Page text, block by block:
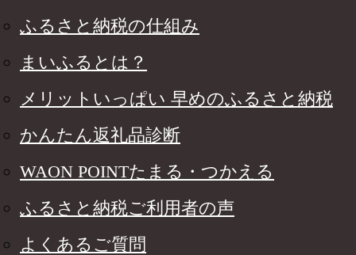
ふるさと納税の仕組み
まいふるとは？
メリットいっぱい 早めのふるさと納税
かんたん返礼品診断
WAON POINTたまる・つかえる
ふるさと納税ご利用者の声
よくあるご質問